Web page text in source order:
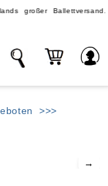
Ballettversand.
>>>
→